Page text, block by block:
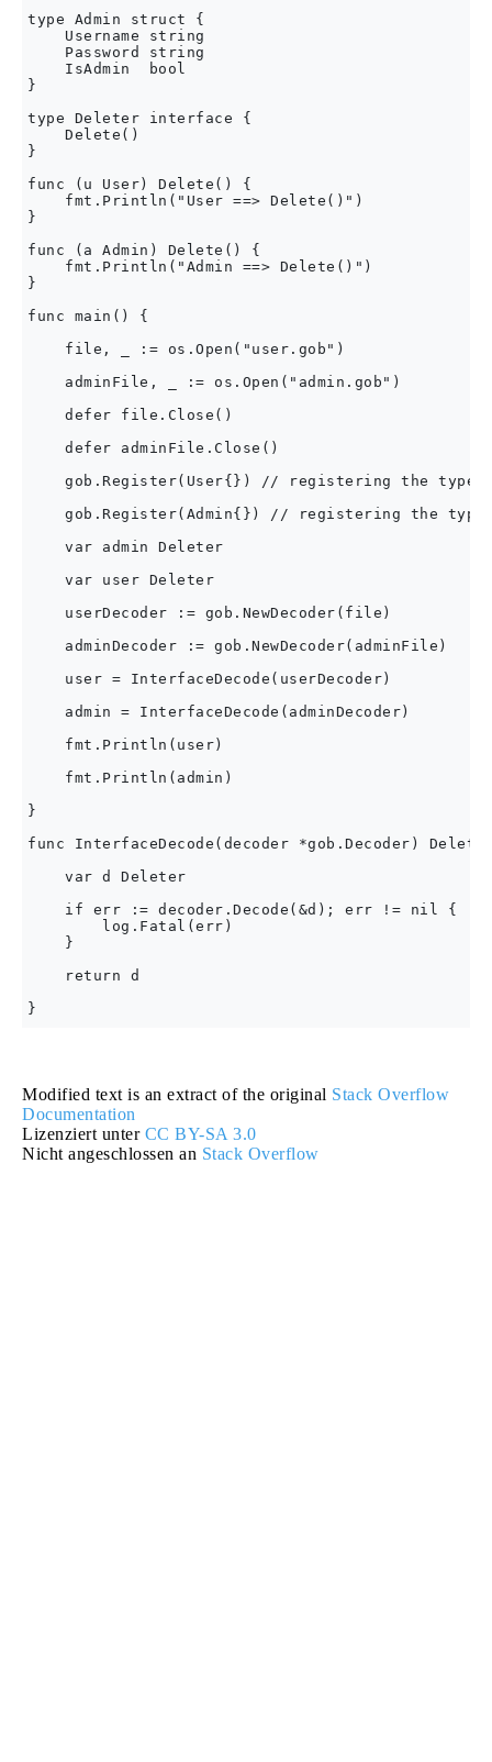
type Admin struct {
    Username string
    Password string
    IsAdmin  bool
}
type Deleter interface {
    Delete()
}
func (u User) Delete() {
    fmt.Println("User ==> Delete()")
}
func (a Admin) Delete() {
    fmt.Println("Admin ==> Delete()")
}
func main() {
    file, _ := os.Open("user.gob")
    adminFile, _ := os.Open("admin.gob")
    defer file.Close()
    defer adminFile.Close()
gob.Register(User{}) // registering the type
gob.Register(Admin{}) // registering the
    var admin Deleter
    var user Deleter
    userDecoder := gob.NewDecoder(file)
    adminDecoder := gob.NewDecoder(adminFile)
    user = InterfaceDecode(userDecoder)
    admin = InterfaceDecode(adminDecoder)
    fmt.Println(user)
    fmt.Println(admin)
}
func InterfaceDecode(decoder *gob.Decoder)
    var d Deleter
    if err := decoder.Decode(&d); err != nil {
        log.Fatal(err)
    }
    return d
Modified text is an extract of the original Stack Overflow
Documentation
Lizenziert unter CC BY-SA 3.0
Nicht angeschlossen an Stack Overflow